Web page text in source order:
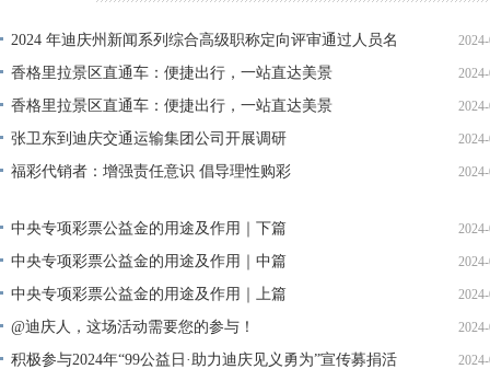
2024 年迪庆州新闻系列综合高级职称定向评审通过人员名
单公示
香格里拉景区直通车：便捷出行，一站直达美景
香格里拉景区直通车：便捷出行，一站直达美景
张卫东到迪庆交通运输集团公司开展调研
福彩代销者：增强责任意识 倡导理性购彩
中央专项彩票公益金的用途及作用｜下篇
中央专项彩票公益金的用途及作用｜中篇
中央专项彩票公益金的用途及作用｜上篇
@迪庆人，这场活动需要您的参与！
积极参与2024年“99公益日·助力迪庆见义勇为”宣传募捐活